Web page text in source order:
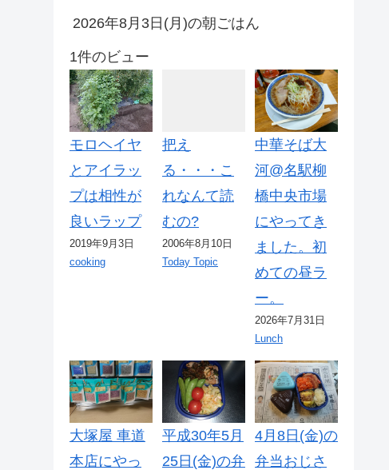
2026年8月3日(月)の朝ごはん
1件のビュー
モロヘイヤ
とアイラッ
プは相性が
良いラップ
2019年9月3日
cooking
把え
る・・・こ
れなんて読
むの?
2006年8月10日
Today Topic
中華そば大
河@名駅柳
橋中央市場
にやってき
ました。初
めての昼ラ
ー。
2026年7月31日
Lunch
大塚屋 車道
本店にやっ
平成30年5月
25日(金)の弁
4月8日(金)の
弁当おじさ